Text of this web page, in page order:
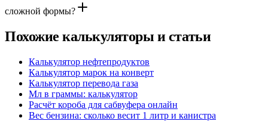
сложной формы?
Похожие калькуляторы и статьи
Калькулятор нефтепродуктов
Калькулятор марок на конверт
Калькулятор перевода газа
Мл в граммы: калькулятор
Расчёт короба для сабвуфера онлайн
Вес бензина: сколько весит 1 литр и канистра